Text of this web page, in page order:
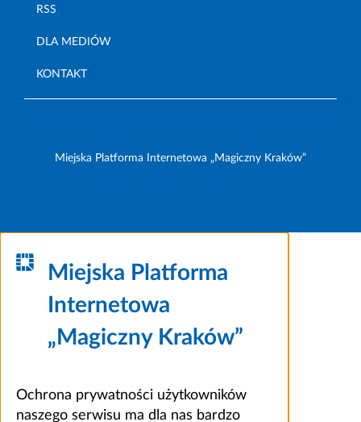
RSS
DLA MEDIÓW
KONTAKT
Miejska Platforma Internetowa „Magiczny Kraków”
Miejska Platforma
Internetowa
„Magiczny Kraków”
Ochrona prywatności użytkowników
naszego serwisu ma dla nas bardzo